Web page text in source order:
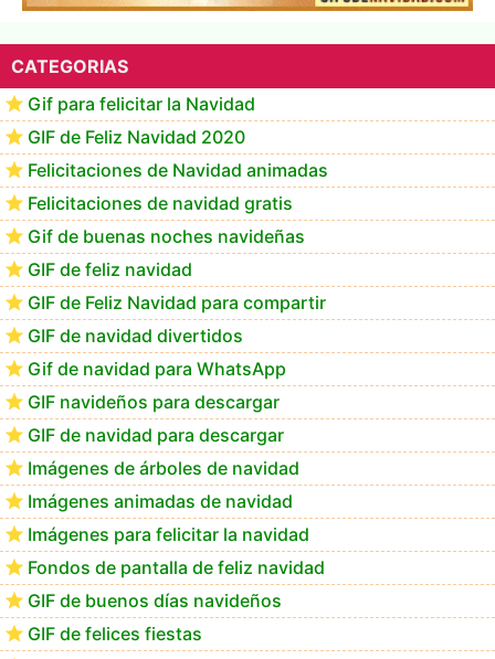
Te deseo una Feliz Navidad Bartolomea
CATEGORIAS
Gif para felicitar la Navidad
GIF de Feliz Navidad 2020
Felicitaciones de Navidad animadas
Felicitaciones de navidad gratis
Gif de buenas noches navideñas
GIF de feliz navidad
GIF de Feliz Navidad para compartir
GIF de navidad divertidos
Gif de navidad para WhatsApp
GIF navideños para descargar
GIF de navidad para descargar
Imágenes de árboles de navidad
Imágenes animadas de navidad
Imágenes para felicitar la navidad
Fondos de pantalla de feliz navidad
GIF de buenos días navideños
GIF de felices fiestas